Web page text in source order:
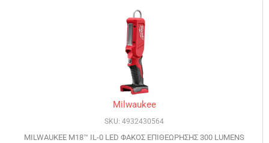
Milwaukee
SKU: 4932430564
MILWAUKEE M18™ IL-0 LED ΦΑΚΟΣ ΕΠΙΘΕΩΡΗΣΗΣ 300 LUMENS